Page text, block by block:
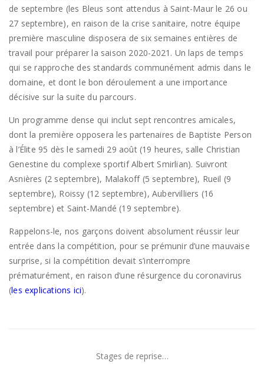
de septembre (les Bleus sont attendus à Saint-Maur le 26 ou
27 septembre), en raison de la crise sanitaire, notre équipe
première masculine disposera de six semaines entières de
travail pour préparer la saison 2020-2021. Un laps de temps
qui se rapproche des standards communément admis dans le
domaine, et dont le bon déroulement a une importance
décisive sur la suite du parcours.
Un programme dense qui inclut sept rencontres amicales,
dont la première opposera les partenaires de Baptiste Person
à l’Élite 95 dès le samedi 29 août (19 heures, salle Christian
Genestine du complexe sportif Albert Smirlian). Suivront
Asnières (2 septembre), Malakoff (5 septembre), Rueil (9
septembre), Roissy (12 septembre), Aubervilliers (16
septembre) et Saint-Mandé (19 septembre).
Rappelons-le, nos garçons doivent absolument réussir leur
entrée dans la compétition, pour se prémunir d’une mauvaise
surprise, si la compétition devait s’interrompre
prématurément, en raison d’une résurgence du coronavirus
(les explications ici).
Stages de reprise…